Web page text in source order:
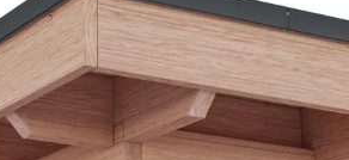
scherpe prijzen
het betaalbaar.